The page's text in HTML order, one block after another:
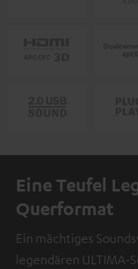
Eine Teufel
Querformat
Ein mächtiges
legendären ULTIMA-